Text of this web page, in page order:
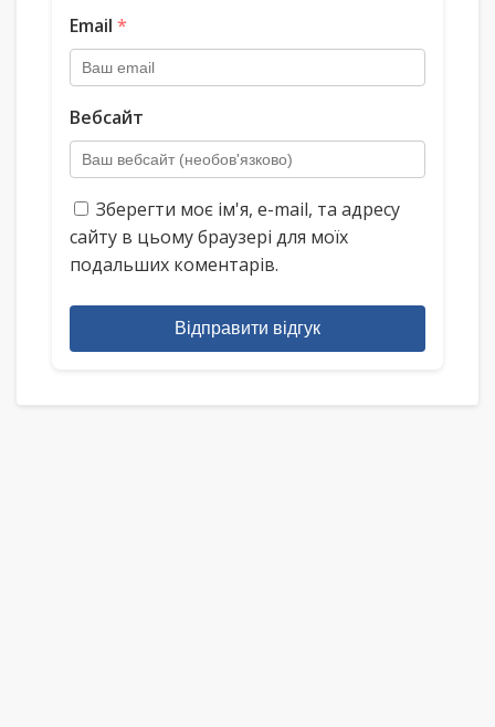
Email *
Вебсайт
Зберегти моє ім'я, e-mail, та адресу
сайту в цьому браузері для моїх
подальших коментарів.
Відправити відгук